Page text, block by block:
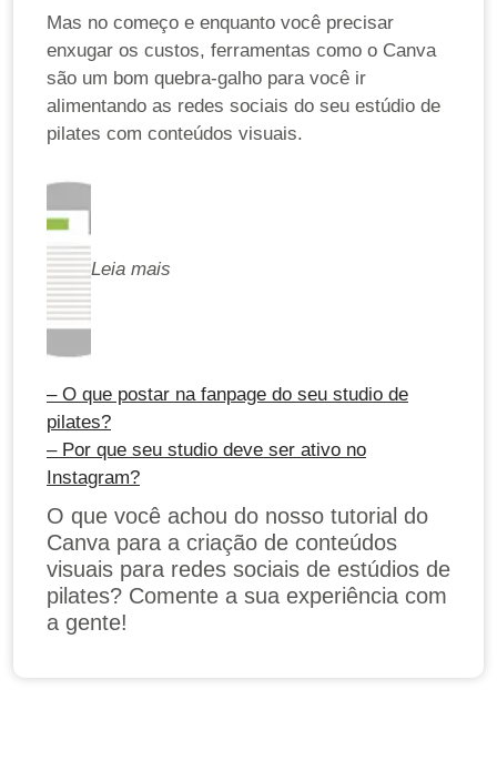
Mas no começo e enquanto você precisar
enxugar os custos, ferramentas como o Canva
são um bom quebra-galho para você ir
alimentando as redes sociais do seu estúdio de
pilates com conteúdos visuais.
Leia mais
– O que postar na fanpage do seu studio de
pilates?
– Por que seu studio deve ser ativo no
Instagram?
O que você achou do nosso tutorial do
Canva para a criação de conteúdos
visuais para redes sociais de estúdios de
pilates? Comente a sua experiência com
a gente!